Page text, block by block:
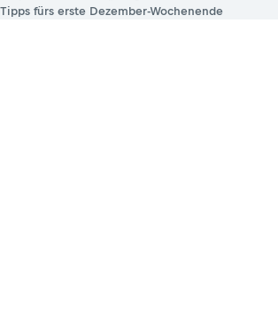
Tipps fürs erste Dezember-Wochenende